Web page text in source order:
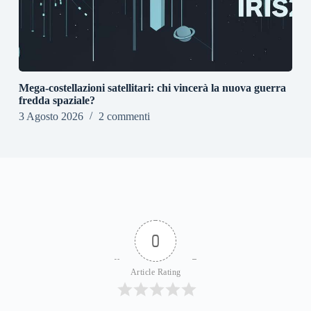
Mega-costellazioni satellitari: chi vincerà la nuova guerra
fredda spaziale?
3 Agosto 2026
2 commenti
0
Article Rating